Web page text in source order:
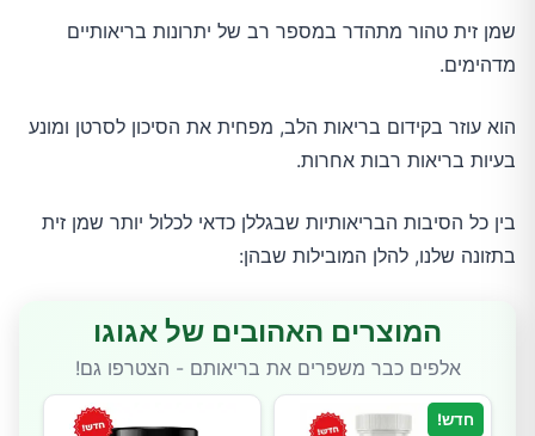
שמן זית טהור מתהדר במספר רב של יתרונות בריאותיים
מדהימים.
הוא עוזר בקידום בריאות הלב, מפחית את הסיכון לסרטן ומונע
בעיות בריאות רבות אחרות.
בין כל הסיבות הבריאותיות שבגללן כדאי לכלול יותר שמן זית
בתזונה שלנו, להלן המובילות שבהן:
המוצרים האהובים של אגוגו
אלפים כבר משפרים את בריאותם - הצטרפו גם!
חדש!